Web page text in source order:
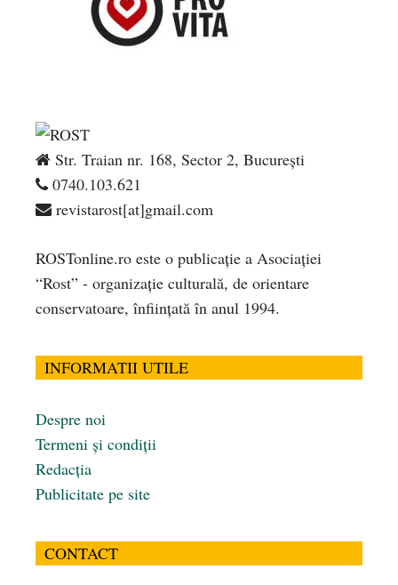
Str. Traian nr. 168, Sector 2, București
0740.103.621
revistarost[at]gmail.com
ROSTonline.ro este o publicaţie a Asociaţiei
“Rost” - organizaţie culturală, de orientare
conservatoare, înfiinţată în anul 1994.
INFORMATII UTILE
Despre noi
Termeni și condiții
Redacția
Publicitate pe site
CONTACT